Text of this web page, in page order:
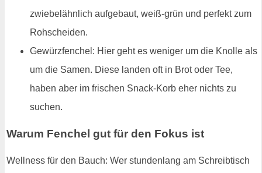
zwiebelähnlich aufgebaut, weiß-grün und perfekt zum
Rohscheiden.
Gewürzfenchel: Hier geht es weniger um die Knolle als
um die Samen. Diese landen oft in Brot oder Tee,
haben aber im frischen Snack-Korb eher nichts zu
suchen.
Warum Fenchel gut für den Fokus ist
Wellness für den Bauch: Wer stundenlang am Schreibtisch